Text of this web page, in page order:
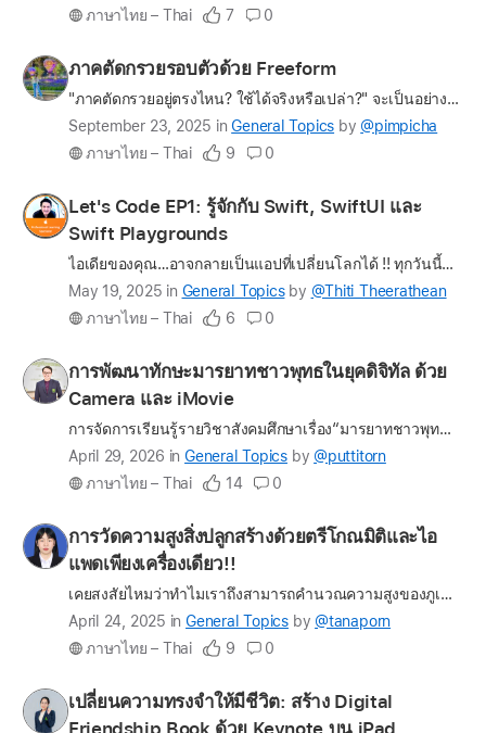
update
question
ภาษาไทย – Thai
7 0
Profile
for
pimpicha
ภาคตัดกรวยรอบตัวด้วย Freeform
"ภาคตัดกรวยอยู่ตรงไหน? ใช้ได้จริงหรือเปล่า?" จะเป็นอย่างไร !!!!! ถ้าเราเปลี่ยนห้องเรียนให้กลายเป็นสนามสำรวจ ให้ผู้เรียนออกไปค้นหาคำตอบด้วยตัวเองว่า วงกลม วงรี พาราโบลา และไฮเพอร์โบลา ที่เคยเห็นเพีย…
Latest
update
question
September 23, 2025 in General Topics by @pimpicha
ภาษาไทย – Thai
9 0
Profile
for
Let's Code EP1: รู้จักกับ Swift, SwiftUI และ
Swift Playgrounds
ไอเดียของคุณ…อาจกลายเป็นแอปที่เปลี่ยนโลกได้ !! ทุกวันนี้แอปพลิเคชันที่คุณใช้บน iPhone หรือ iPad ล้วนเกิดจาก 'คนธรรมดา' ที่กล้าคิดและลงมือทำ คุณไม่จำเป็นต้องเป็น 'โปรแกรมเมอร์' หรือเรียนเขียนโปรแกรมม…
Latest
update
question
May 19, 2025 in General Topics by @Thiti_Theerathean
ภาษาไทย – Thai
6 0
Profile
for
การพัฒนาทักษะมารยาทชาวพุทธในยุคดิจิทัล ด้วย
Camera และ iMovie
การจัดการเรียนรู้รายวิชาสังคมศึกษาเรื่อง“มารยาทชาวพุทธ”โดยใช้กระบวนการแสดงบทบาทสมมติมีวัตถุประสงค์เพื่อส่งเสริมให้ผู้เรียนเกิดความเข้าใจและสามารถปฏิบัติตนได้อย่างเหมาะสมตามหลักวัฒนธรรมไทยและพุทธศาสนา…
Latest
update
question
April 29, 2026 in General Topics by @puttitorn
ภาษาไทย – Thai
14 0
Profile
for
การวัดความสูงสิ่งปลูกสร้างด้วยตรีโกณมิติและไอ
แพดเพียงเครื่องเดียว!!
เคยสงสัยไหมว่าทำไมเราถึงสามารถคำนวณความสูงของภูเขาได้โดยไม่ต้องปืนขึ้นไป? หรือเคยไหมเวลานอนดูดาวแล้วสงสัยว่ามันอยู่ไกลกันแค่ไหน? คำถามเหล่านี้สามารถตอบได้ด้วย "ตรีโกณมิติ" วิชาคณิตศาสตร์ที่ไม่ได้อยู่…
Latest
update
question
April 24, 2025 in General Topics by @tanaporn
ภาษาไทย – Thai
9 0
Profile
for
เปลี่ยนความทรงจำให้มีชีวิต: สร้าง Digital
Friendship Book ด้วย Keynote บน iPad